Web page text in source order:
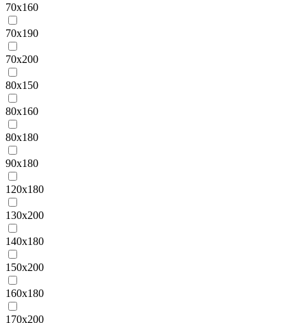
70х160
70х190
70х200
80х150
80х160
80х180
90х180
120х180
130х200
140х180
150х200
160х180
170х200